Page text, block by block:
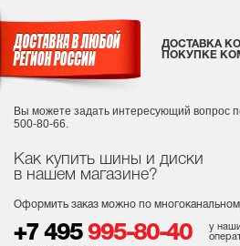
Как купить шины и диски
в нашем магазине?
Оформить заказ можно по
+7 495 995-80-40
у
ДОСТАВКА
ПОКУПКЕ
Вы можете задать интересующий вопрос
500-80-66.